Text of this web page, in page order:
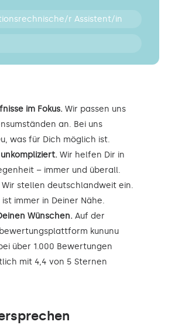
r Assistent/in
im Fokus. Wir passen uns
an. Bei uns
was für Dich möglich ist.
Wir helfen Dir in
– immer und überall.
Wir stellen deutschlandweit ein.
immer in Deiner Nähe.
Wünschen. Auf der
kununu
über 1.000 Bewertungen
mit 4,4 von 5 Sternen